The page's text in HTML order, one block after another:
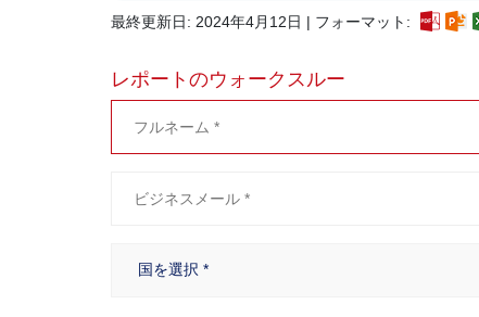
最終更新日: 2024年4月12日 | フォーマット:
レポートのウォークスルー